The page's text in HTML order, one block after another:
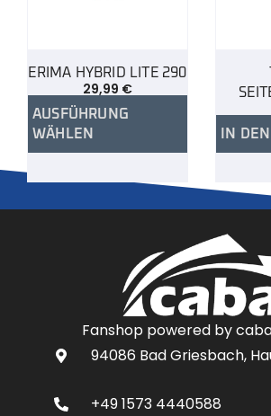
ERIMA HYBRID LITE 290
29,99 €
AUSFÜHRUNG
WÄHLEN
IN
Fanshop powered by
94086 Bad Griesbach,
+49 1573 4440588